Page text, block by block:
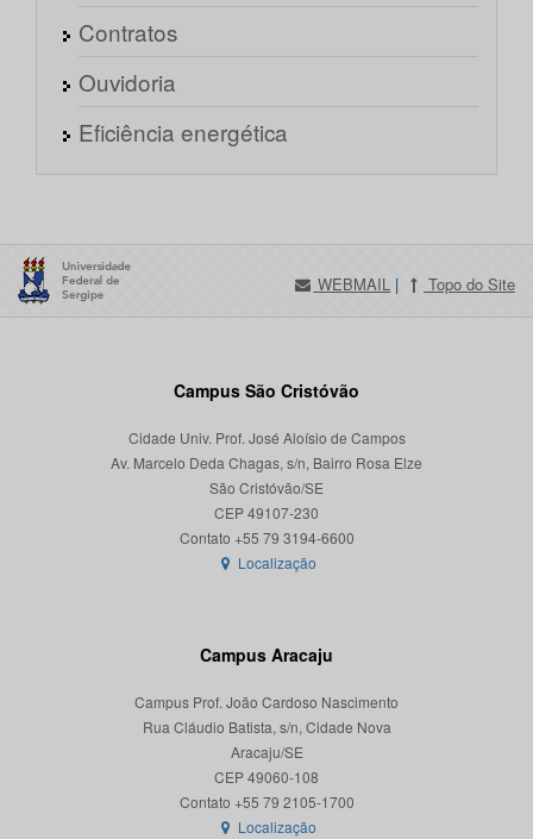
Contratos
Ouvidoria
Eficiência energética
WEBMAIL | Topo do Site
Campus São Cristóvão
Cidade Univ. Prof. José Aloísio de Campos
Av. Marcelo Deda Chagas, s/n, Bairro Rosa Elze
São Cristóvão/SE
CEP 49107-230
Localização
Campus Aracaju
Campus Prof. João Cardoso Nascimento
Rua Cláudio Batista, s/n, Cidade Nova
Aracaju/SE
CEP 49060-108
Localização